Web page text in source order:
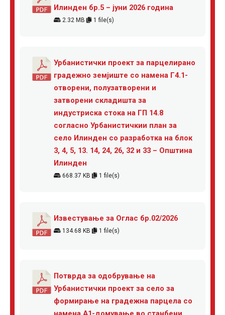
Илинден бр.5 – јуни 2026 година
2.32 MB 1 file(s)
Урбанистички проект за парцелирано
градежно земјиште со намена Г4.1-
отворени, полузатворени и
затворени складишта за
индустриска стока на ГП 14.8
согласно Урбанистичкии план за
село Илинден со разработка на блок
3, 4, 5, 13. 14, 24, 26, 32 и 33 – Општина
Илинден
668.37 KB 1 file(s)
Известување за Оглас бр.02/2026
134.68 KB 1 file(s)
Потврда за одобрување на
Урбанистички проект за село за
формирање на градежна парцела со